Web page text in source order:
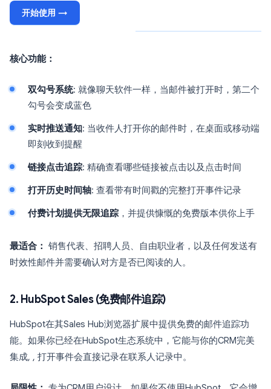
开始使用 →
核心功能：
双勾号系统: 就像聊天软件一样，当邮件被打开时，第二个
勾号会变成蓝色
实时推送通知: 当收件人打开你的邮件时，在桌面或移动端
即刻收到提醒
链接点击追踪: 精确查看哪些链接被点击以及点击时间
打开历史时间轴: 查看带有时间戳的完整打开事件记录
付费计划提供无限追踪 ，并提供慷慨的免费版本供你上手
最适合： 销售代表、招聘人员、自由职业者，以及任何发送有
时效性邮件并需要确认对方是否已阅读的人。
2. HubSpot Sales (免费邮件追踪)
HubSpot在其Sales Hub浏览器扩展中提供免费的邮件追踪功
能。如果你已经在HubSpot生态系统中，它能与你的CRM完美
集成, , 打开事件会直接记录在联系人记录中。